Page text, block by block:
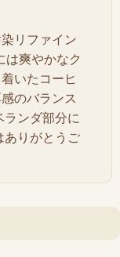
リファイン
は爽やかなク
いたコーヒ
のバランス
ランダ部分に
ありがとうご